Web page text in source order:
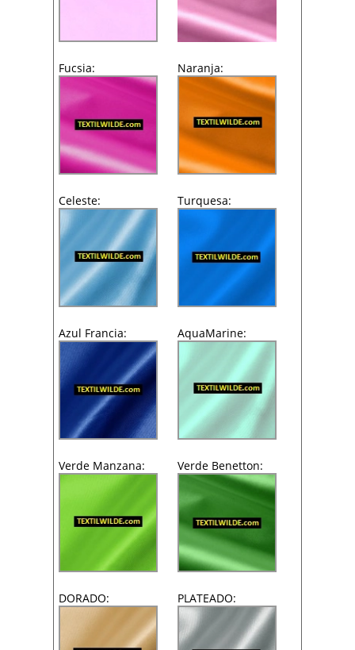
Fucsia: Naranja:
Celeste: Turquesa:
Azul Francia: AquaMarine:
Verde Manzana: Verde Benetton:
DORADO: PLATEADO: